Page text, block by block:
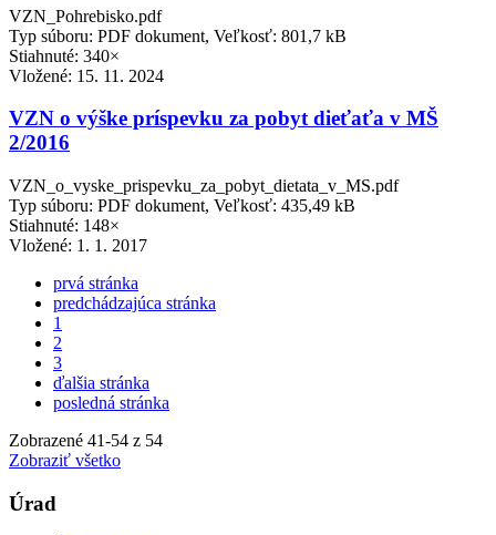
VZN_Pohrebisko.pdf
Typ súboru: PDF dokument, Veľkosť: 801,7 kB
Stiahnuté: 340×
Vložené: 15. 11. 2024
VZN o výške príspevku za pobyt dieťaťa v MŠ
2/2016
VZN_o_vyske_prispevku_za_pobyt_dietata_v_MS.pdf
Typ súboru: PDF dokument, Veľkosť: 435,49 kB
Stiahnuté: 148×
Vložené: 1. 1. 2017
prvá stránka
predchádzajúca stránka
1
2
3
ďalšia stránka
posledná stránka
Zobrazené 41-54 z 54
Zobraziť všetko
Úrad